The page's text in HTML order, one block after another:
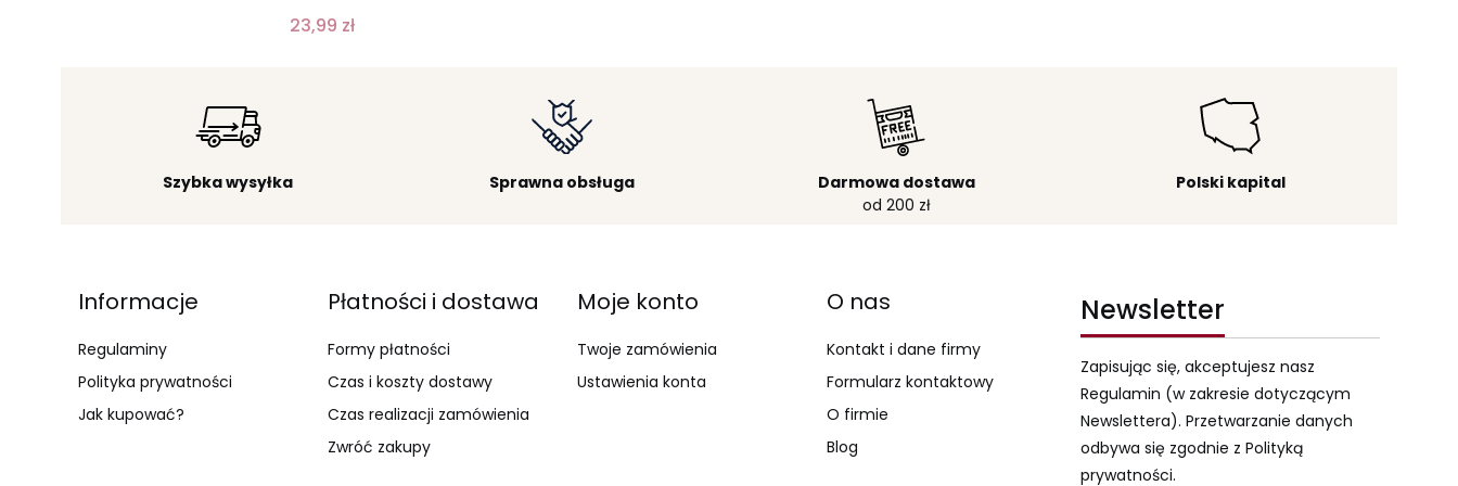
23,99 zł
Szybka wysyłka Sprawna obsługa
Darmowa dostawa
od 200 zł
Polski kapital
Linki w stopce
Informacje
Regulaminy
Polityka prywatności
Jak kupować?
Płatności i dostawa
Formy płatności
Czas i koszty dostawy
Czas realizacji zamówienia
Zwróć zakupy
Moje konto
Twoje zamówienia
Ustawienia konta
O nas
Kontakt i dane firmy
Formularz kontaktowy
O firmie
Blog
Newsletter
Zapisując się, akceptujesz nasz
Regulamin (w zakresie dotyczącym
Newslettera). Przetwarzanie danych
odbywa się zgodnie z Polityką
prywatności.